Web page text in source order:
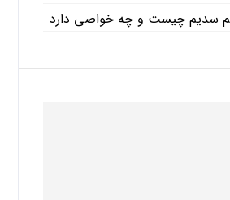
سدیم چیست و چه خواصی دارد